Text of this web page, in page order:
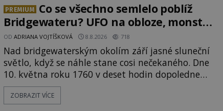
PREMIUM
Co se všechno semlelo poblíž
Bridgewateru? UFO na obloze, monstra
v bažinách!
ODADRIANA VOJTÍŠKOVÁ 8.8.2026 718
Nad bridgewaterským okolím září jasné sluneční
světlo, když se náhle stane cosi nečekaného. Dne
10. května roku 1760 v deset hodin dopoledne
zde dojde k vůbec prvnímu historicky
doloženému přeletu UFO. Podle záznamů
ZOBRAZIT VÍCE